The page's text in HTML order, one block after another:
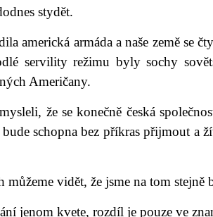
stydět.
americká armáda a naše země se
servility režimu byly sochy
Američany.
že se konečně česká
schopna bez příkras přijmout a
vidět, že jsme na tom stejně
jenom kvete, rozdíl je pouze ve